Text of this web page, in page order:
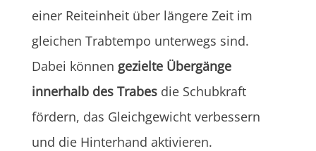
einer Reiteinheit über längere Zeit im
gleichen Trabtempo unterwegs sind.
Dabei können gezielte Übergänge
innerhalb des Trabesdie Schubkraft
fördern, das Gleichgewicht verbessern
und die Hinterhand aktivieren.